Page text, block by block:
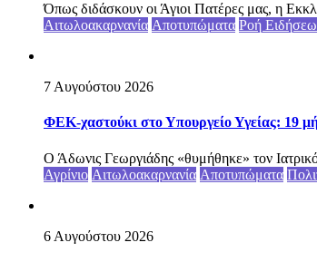
Όπως διδάσκουν οι Άγιοι Πατέρες μας, η
Αιτωλοακαρνανία Αποτυπώματα Ροή
7 Αυγούστου 2026
ΦΕΚ-χαστούκι στο Υπουργείο Υγείας: 19
Ο Άδωνις Γεωργιάδης «θυμήθηκε» τον
Αγρίνιο Αιτωλοακαρνανία Αποτυπώματα
6 Αυγούστου 2026